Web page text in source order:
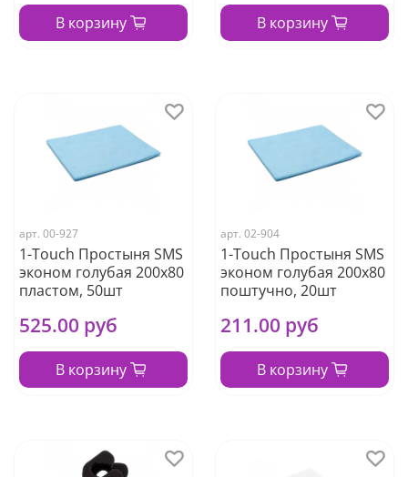
В корзину В корзину
арт. 00-927
1-Touch Простыня SMS
эконом голубая 200х80
пластом, 50шт
525.00 руб
В корзину
арт. 02-904
1-Touch Простыня SMS
эконом голубая 200х80
поштучно, 20шт
211.00 руб
В корзину